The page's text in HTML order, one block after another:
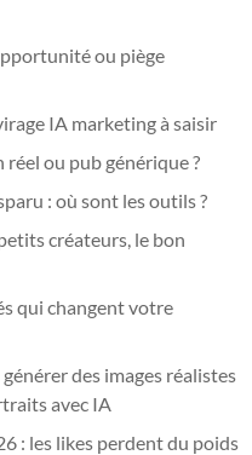
ou piège
IA marketing à saisir
ou pub générique ?
: où sont les outils ?
créateurs, le bon
qui changent votre
des images réalistes
avec IA
: les likes perdent du poids